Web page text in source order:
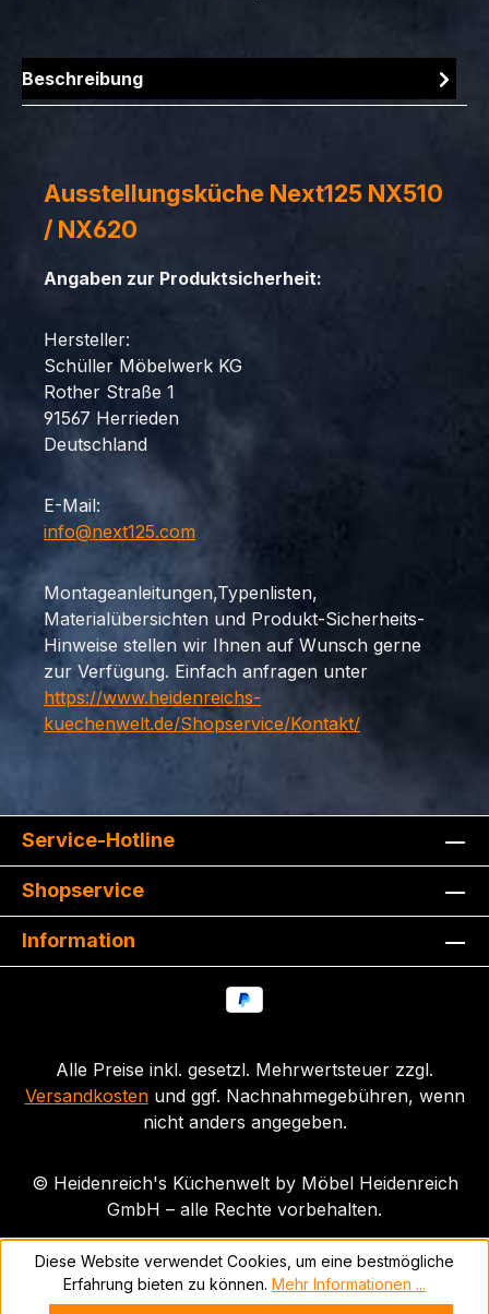
Beschreibung
Ausstellungsküche Next125 NX510
/ NX620
Angaben zur Produktsicherheit:
Hersteller:
Schüller Möbelwerk KG
Rother Straße 1
91567 Herrieden
Deutschland
E-Mail:
info@next125.com
Montageanleitungen,Typenlisten,
Materialübersichten und Produkt-Sicherheits-
Hinweise stellen wir Ihnen auf Wunsch gerne
zur Verfügung. Einfach anfragen unter
https://www.heidenreichs-
kuechenwelt.de/Shopservice/Kontakt/
Service-Hotline
Shopservice
Information
Alle Preise inkl. gesetzl. Mehrwertsteuer zzgl.
Versandkostenund ggf. Nachnahmegebühren, wenn
nicht anders angegeben.
© Heidenreich's Küchenwelt by Möbel Heidenreich
GmbH – alle Rechte vorbehalten.
Diese Website verwendet Cookies, um eine bestmögliche
Erfahrung bieten zu können. Mehr Informationen ...